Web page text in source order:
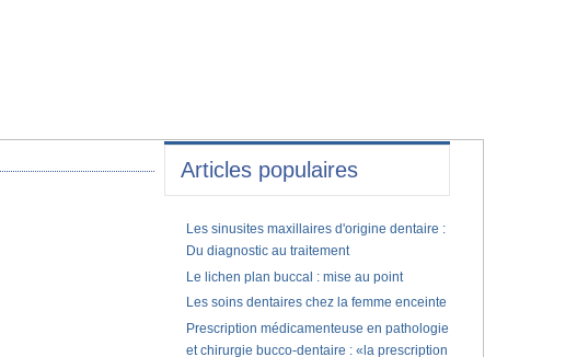
Articles populaires
Les sinusites maxillaires d'origine dentaire :
Du diagnostic au traitement
Le lichen plan buccal : mise au point
Les soins dentaires chez la femme enceinte
Prescription médicamenteuse en pathologie
et chirurgie bucco-dentaire : «la prescription